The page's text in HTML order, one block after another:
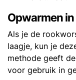
Opwarmen
Als je de
laagje, kun je
methode geeft
voor gebruik in